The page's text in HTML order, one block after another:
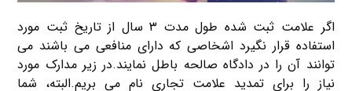
اگر علامت ثبت شده طول مدت ۳ سال از تاریخ ثبت مورد
استفاده قرار نگیرد اشخاصی که دارای منافعی می باشند می
توانند آن را در دادگاه صالحه باطل نمایند.در زیر مدارک مورد
نیاز را برای تمدید علامت تجاری نام می بریم.البته، شما